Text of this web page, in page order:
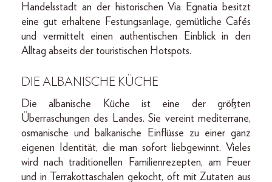
Handelsstadt an der historischen Via Egnatia besitzt
eine gut erhaltene Festungsanlage, gemütliche Cafés
und vermittelt einen authentischen Einblick in den
Alltag abseits der touristischen Hotspots.
DIE ALBANISCHE KÜCHE
Die albanische Küche ist eine der größten
Überraschungen des Landes. Sie vereint mediterrane,
osmanische und balkanische Einflüsse zu einer ganz
eigenen Identität, die man sofort liebgewinnt. Vieles
wird nach traditionellen Familienrezepten, am Feuer
und in Terrakottaschalen gekocht, oft mit Zutaten aus